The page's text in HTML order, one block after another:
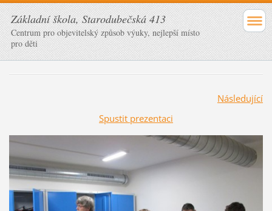
Základní škola, Starodubečská 413
Centrum pro objevitelský způsob výuky, nejlepší místo
pro děti
Následující
Spustit prezentaci